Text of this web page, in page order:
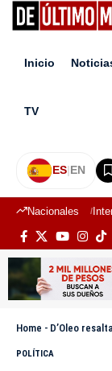
Inicio
TV
ES|EN
Nacionales
Home - D’Oleo resalta
POLÍTICA